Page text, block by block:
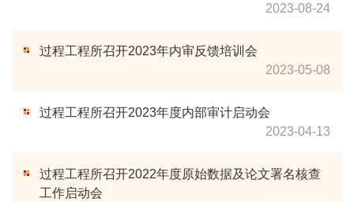
2023-08-24
过程工程所召开2023年内审反馈培训会
2023-05-08
过程工程所召开2023年度内部审计启动会
2023-04-13
过程工程所召开2022年度原始数据及论文署名核查
工作启动会